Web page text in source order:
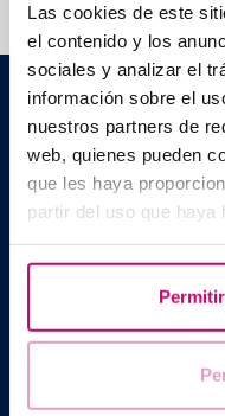
Las cookies de este
el contenido y los
sociales y analizar el
información sobre el
nuestros partners de
web, quienes pueden
que les haya
partir del uso que haya
Barcelona IVF
Escoles Pies, 103.
+34 934 176 916
|
Barcelona IVF és un